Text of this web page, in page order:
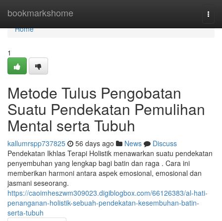
bookmarkshome
Home
Home
1
Metode Tulus Pengobatan
Suatu Pendekatan Pemulihan
Mental serta Tubuh
kallumrspp737825 56 days ago News
Discuss
Pendekatan Ikhlas Terapi Holistik menawarkan suatu pendekatan
penyembuhan yang lengkap bagi batin dan raga . Cara ini
memberikan harmoni antara aspek emosional, emosional dan
jasmani seseorang.
https://caoimheszwm309023.digiblogbox.com/66126383/al-hati-
penanganan-holistik-sebuah-pendekatan-kesembuhan-batin-
serta-tubuh